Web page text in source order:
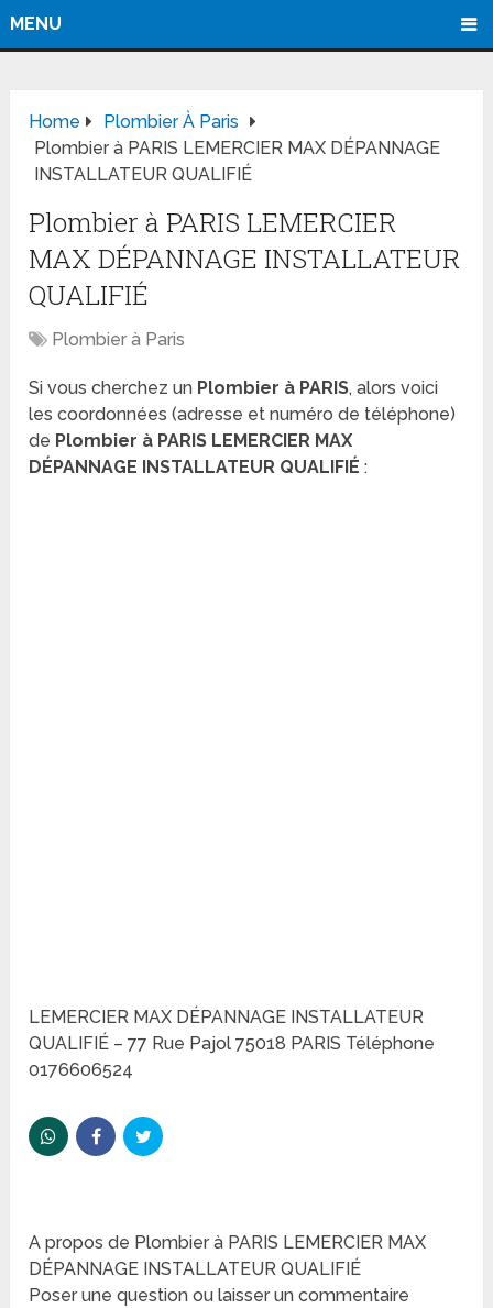
MENU
Home
Plombier À Paris
Plombier à PARIS LEMERCIER MAX DÉPANNAGE
INSTALLATEUR QUALIFIÉ
Plombier à PARIS LEMERCIER
MAX DÉPANNAGE INSTALLATEUR
QUALIFIÉ
Plombier à Paris
Si vous cherchez un Plombier à PARIS, alors voici
les coordonnées (adresse et numéro de téléphone)
de Plombier à PARIS LEMERCIER MAX
DÉPANNAGE INSTALLATEUR QUALIFIÉ:
LEMERCIER MAX DÉPANNAGE INSTALLATEUR
QUALIFIÉ – 77 Rue Pajol 75018 PARIS Téléphone
0176606524
A propos de Plombier à PARIS LEMERCIER MAX
DÉPANNAGE INSTALLATEUR QUALIFIÉ
Poser une question ou laisser un commentaire